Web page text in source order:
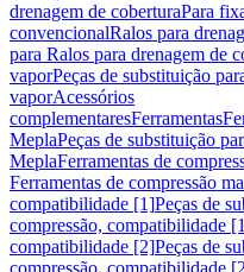
drenagem de coberturaPara
convencionalRalos para
para Ralos para drenagem de
vaporPeças de substituição
vaporAcessórios
complementaresFerramentas
MeplaPeças de substituição
MeplaFerramentas de
Ferramentas de compressão
compatibilidade [1]Peças de
compressão, compatibilidade
compatibilidade [2]Peças de
compressão, compatibilidade